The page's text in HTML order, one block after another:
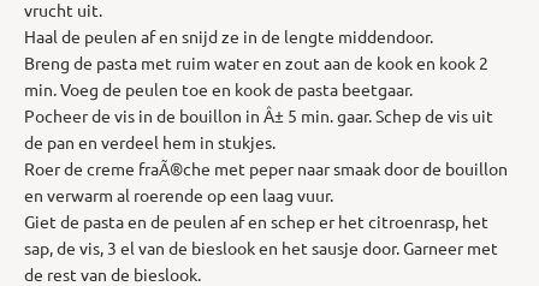
vrucht uit.
Haal de peulen af en snijd ze in de lengte middendoor.
Breng de pasta met ruim water en zout aan de kook en kook 2
min. Voeg de peulen toe en kook de pasta beetgaar.
Pocheer de vis in de bouillon in Â± 5 min. gaar. Schep de vis uit
de pan en verdeel hem in stukjes.
Roer de creme fraÃ®che met peper naar smaak door de bouillon
en verwarm al roerende op een laag vuur.
Giet de pasta en de peulen af en schep er het citroenrasp, het
sap, de vis, 3 el van de bieslook en het sausje door. Garneer met
de rest van de bieslook.